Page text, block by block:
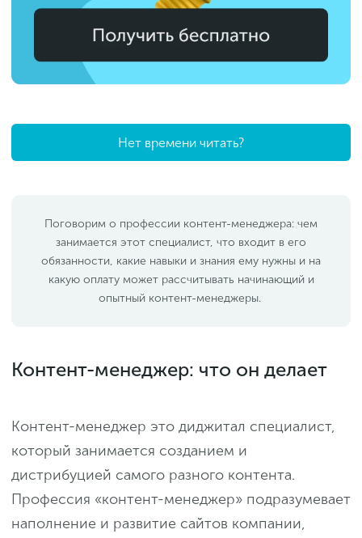
Нет времени читать?
Поговорим о профессии контент-менеджера: чем
занимается этот специалист, что входит в его
обязанности, какие навыки и знания ему нужны и на
какую оплату может рассчитывать начинающий и
опытный контент-менеджеры.
Контент-менеджер: что он делает
Контент-менеджер это диджитал специалист,
который занимается созданием и
дистрибуцией самого разного контента.
Профессия «контент-менеджер» подразумевает
наполнение и развитие сайтов компании,